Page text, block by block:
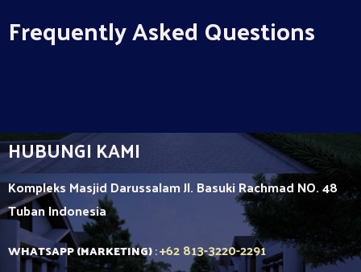
Frequently Asked Questions
HUBUNGI KAMI
Kompleks Masjid Darussalam Jl. Basuki Rachmad NO. 48
TubanIndonesia
WHATSAPP (MARKETING):+62 813-3220-2291